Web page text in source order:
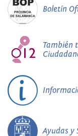
Boletín
También
Ayudas y